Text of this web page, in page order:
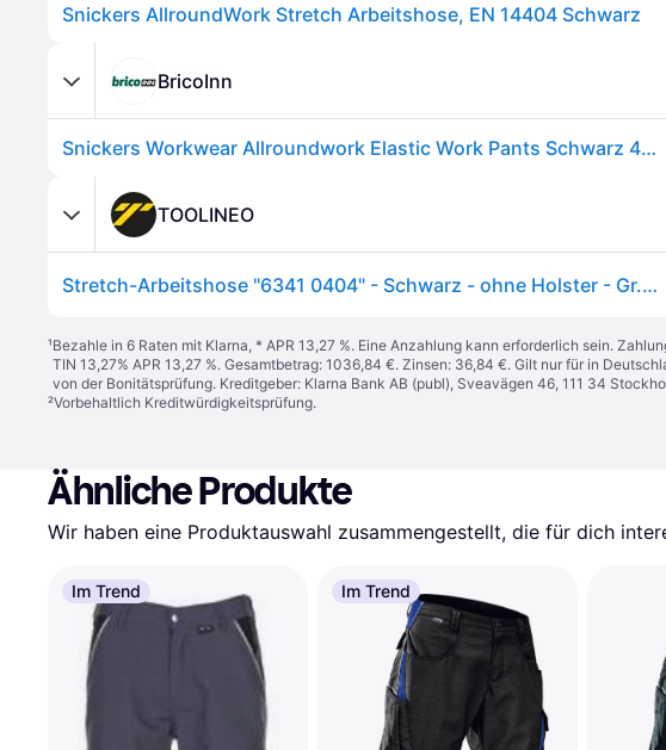
Snickers AllroundWork Stretch Arbeitshose, EN 14404 Schwarz
BricoInn
Snickers Workwear Allroundwork Elastic Work Pants Schwarz 44 Mann
TOOLINEO
Stretch-Arbeitshose "6341 0404" - Schwarz - ohne Holster - Gr.50
¹Bezahle in 6 Raten mit Klarna, * APR 13,27 %. Eine Anzahlung kann erforderlich sein.
TIN 13,27% APR 13,27 %. Gesamtbetrag: 1036,84 €. Zinsen: 36,84 €. Gilt nur für in
von der Bonitätsprüfung. Kreditgeber: Klarna Bank AB (publ), Sveavägen 46, 111 34
²Vorbehaltlich Kreditwürdigkeitsprüfung.
Ähnliche Produkte
Wir haben eine Produktauswahl zusammengestellt, die für dich
Im Trend Im Trend